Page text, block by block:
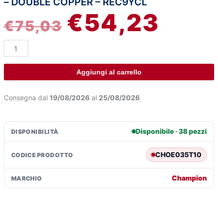
€75,03 PREZZO
ERA:
€54,23
È:
candela
-
-
Copper
REC9YCL
Aggiungi al carrello
Consegna dal 19/08/2026al 25/08/2026
DISPONIBILITÀ Disponibile · 38 pezzi
CODICE PRODOTTO CHOE035T10
MARCHIO Champion